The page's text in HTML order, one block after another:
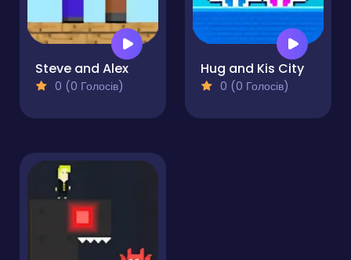
Steve and Alex
0 (0 Голосів)
Hug and Kis City
0 (0 Голосів)